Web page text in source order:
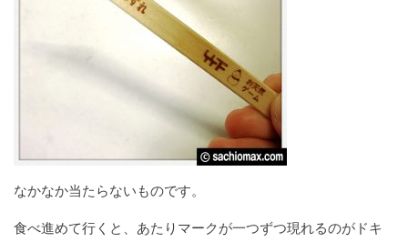
なかなか当たらないものです。
食べ進めて行くと、あたりマークが一つずつ現れるのがドキ